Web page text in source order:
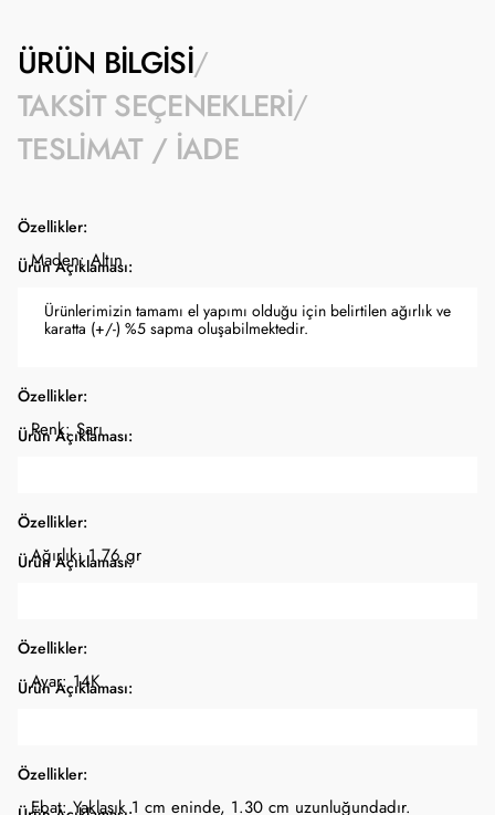
ÜRÜN BILGISI
TAKSIT SEÇENEKLERI
TESLIMAT / İADE
Özellikler:
Maden: Altın
Ürün Açıklaması:
Ürünlerimizin tamamı el yapımı olduğu için belirtilen ağırlık ve
karatta (+/-) %5 sapma oluşabilmektedir.
Özellikler:
Renk: Sarı
Ürün Açıklaması:
Özellikler:
Ağırlık: 1.76 gr
Ürün Açıklaması:
Özellikler:
Ayar: 14K
Ürün Açıklaması:
Özellikler:
Ebat: Yaklaşık 1 cm eninde, 1.30 cm uzunluğundadır.